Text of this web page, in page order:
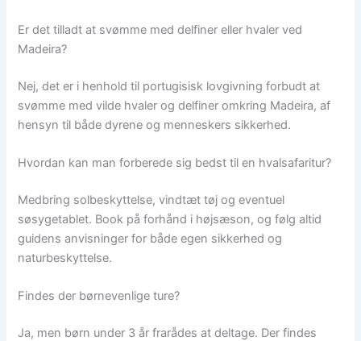
Er det tilladt at svømme med delfiner eller hvaler ved
Madeira?
Nej, det er i henhold til portugisisk lovgivning forbudt at
svømme med vilde hvaler og delfiner omkring Madeira, af
hensyn til både dyrene og menneskers sikkerhed.
Hvordan kan man forberede sig bedst til en hvalsafaritur?
Medbring solbeskyttelse, vindtæt tøj og eventuel
søsygetablet. Book på forhånd i højsæson, og følg altid
guidens anvisninger for både egen sikkerhed og
naturbeskyttelse.
Findes der børnevenlige ture?
Ja, men børn under 3 år frarådes at deltage. Der findes